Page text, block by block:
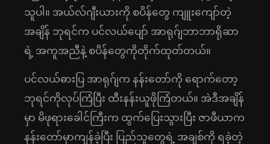
သူပါ။ အယ်လ်ဂျီးယားကို စပိန်တွေ ကျူးကျော်တဲ့
အချိန် ဘုရင်က ပင်လယ်ပျော် အာရုဂ်ျဘာဘာရိုဆာ
ရဲ့ အကူအညီနဲ့ စပိန်တွေကိုတိုက်ထုတ်တယ်။
ပင်လယ်ဓားပြ အာရုဂ်ျက နန်းတော်ကို ရောက်တော့
ဘုရင်ကိုလုပ်ကြံပြီး ထီးနန်းယူဖိုကြံတယ်။ အဲဒီအချိန်
မှာ မိဖုရားခေါင်ကြီးက ထွက်ပြေးသွားပြီး ဇာဖီယာက
နန်းတော်မှာကျန်ခဲ့ပြီး ပြည်သူတွေရဲ့ အချစ်ကို ရခဲ့တဲ့